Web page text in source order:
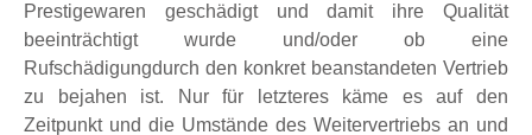
Prestigewaren geschädigt und damit ihre Qualität
beeinträchtigt wurde und/oder ob eine
Rufschädigungdurch den konkret beanstandeten Vertrieb
zu bejahen ist. Nur für letzteres käme es auf den
Zeitpunkt und die Umstände des Weitervertriebs an und